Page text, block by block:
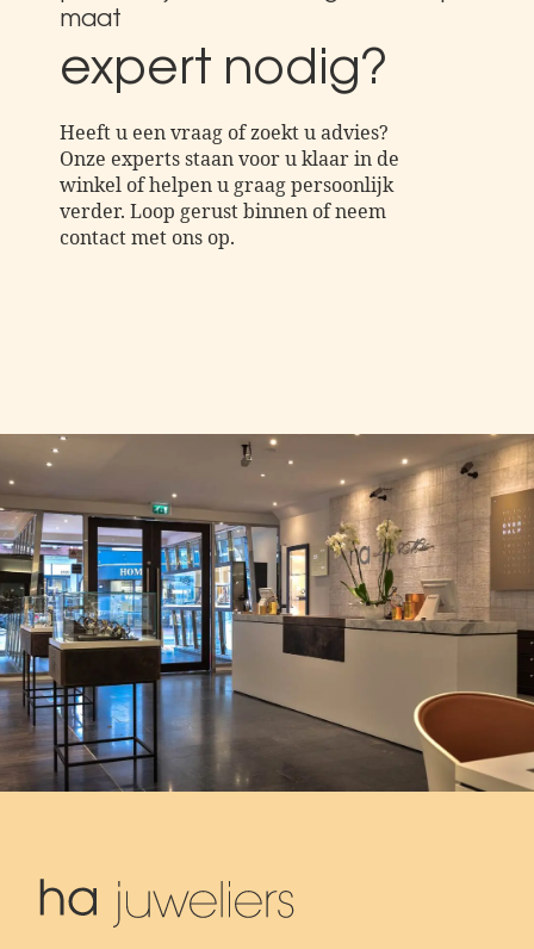
maat
expert nodig?
Heeft u een vraag of zoekt u advies?
Onze experts staan voor u klaar in de
winkel of helpen u graag persoonlijk
verder. Loop gerust binnen of neem
contact met ons op.